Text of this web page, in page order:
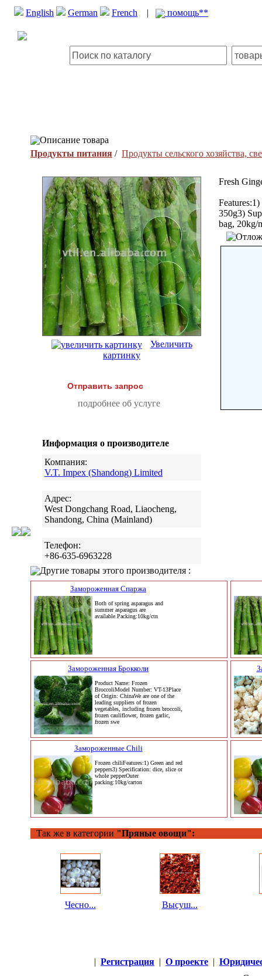
English German French | помощь**
Описание товара
Продукты питания / Продукты сельского хозяйства,
Увеличить
картинку
Отправить запрос
подробнее об услуге
Информация о производителе
Компания:
V.T. Impex (Shandong) Limited
Адрес:
West Dongchang Road, Liaocheng,
Shandong, China (Mainland)
Телефон:
+86-635-6963228
Fresh
350g3)
bag, 20kg/
Другие товары этого производителя :
Замороженная Спаржа
Both of spring asparagus and
summer asparagus are
available.Packing:10kg/ctn
Замороженная Брокколи
Product Name: Frozen
BroccoliModel Number: VT-13Place
of Origin: ChinaWe are one of the
leading suppliers of frozen
vegetables, including frozen broccoli,
frozen cauliflower, frozen garlic,
frozen swe
Замороженные Chili
Frozen chiliFeatures:1) Green and red
peppers3) Specification: dice, slice or
whole pepperOuter
packing:10kg/carton
Так же в категории "Пряные овощи":
Чесно... Высуш...
| Регистрация | О проекте |